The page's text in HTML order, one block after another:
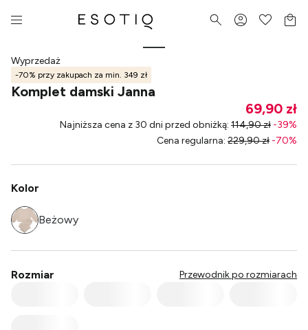
Wyprzedaż
-70% przy zakupach za min. 349 zł
Komplet damski Janna
69,90 zł
Najniższa cena z 30 dni przed obniżką: 114,90 zł -39%
Cena regularna: 229,90 zł -70%
Kolor
Beżowy
Rozmiar Przewodnik po rozmiarach